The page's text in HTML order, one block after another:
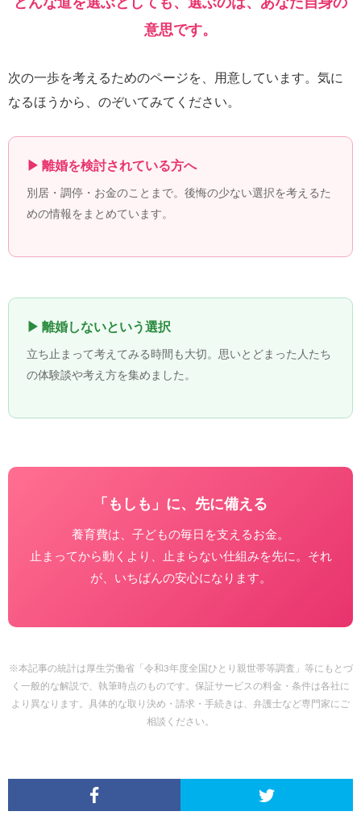
意思です。
次の一歩を考えるためのページを、用意しています。気に
なるほうから、のぞいてみてください。
▶ 離婚を検討されている方へ
別居・調停・お金のことまで。後悔の少ない選択を考えるた
めの情報をまとめています。
▶ 離婚しないという選択
立ち止まって考えてみる時間も大切。思いとどまった人たち
の体験談や考え方を集めました。
「もしも」に、先に備える
養育費は、子どもの毎日を支えるお金。
止まってから動くより、止まらない仕組みを先に。それ
が、いちばんの安心になります。
※本記事の統計は厚生労働省「令和3年度全国ひとり親世帯等調査」等にもとづ
く一般的な解説で、執筆時点のものです。保証サービスの料金・条件は各社に
より異なります。具体的な取り決め・請求・手続きは、弁護士など専門家にご
相談ください。